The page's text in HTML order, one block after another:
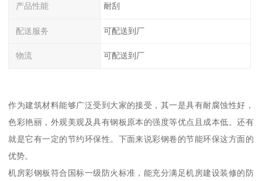
产品性能 耐刮
配送服务 可配送到厂
物流 可配送到厂
作为建筑材料能够广泛受到大家的接受，其一是具有耐腐蚀性好，
色彩艳丽，外观美观及具有钢板原本的强度等优点且成本低。还有
就是它有一定的节约环保性。下面来说彩钢卷的节能环保这方面的
优势。
机房彩钢板符合国标一级防火标准，能充分满足机房建设装修的防